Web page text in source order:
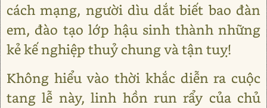
cách mạng, người dìu dắt biết bao đàn
em, đào tạo lớp hậu sinh thành những
kẻ kế nghiệp thuỷ chung và tận tuỵ!
Không hiểu vào thời khắc diễn ra cuộc
tang lễ này, linh hồn run rẩy của chủ